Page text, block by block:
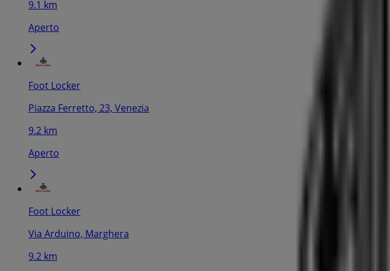
9.1 km
Aperto
Foot Locker
Piazza Ferretto, 23, Venezia
9.2 km
Aperto
Foot Locker
Via Arduino, Marghera
9.2 km